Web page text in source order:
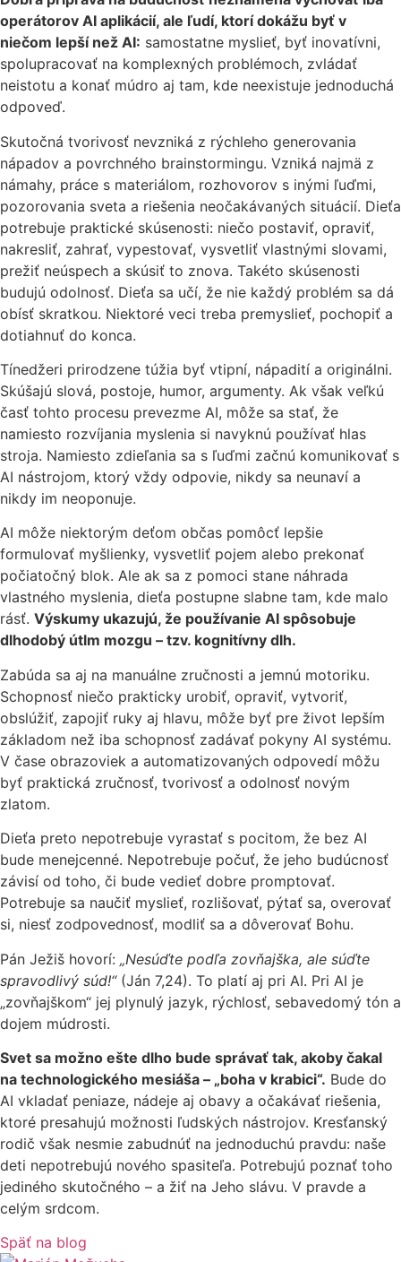
operátorov AI aplikácií, ale ľudí, ktorí dokážu byť v
niečom lepší než AI: samostatne myslieť, byť inovatívni,
spolupracovať na komplexných problémoch, zvládať
neistotu a konať múdro aj tam, kde neexistuje jednoduchá
odpoveď.
Skutočná tvorivosť nevzniká z rýchleho generovania
nápadov a povrchného brainstormingu. Vzniká najmä z
námahy, práce s materiálom, rozhovorov s inými ľuďmi,
pozorovania sveta a riešenia neočakávaných situácií. Dieťa
potrebuje praktické skúsenosti: niečo postaviť, opraviť,
nakresliť, zahrať, vypestovať, vysvetliť vlastnými slovami,
prežiť neúspech a skúsiť to znova. Takéto skúsenosti
budujú odolnosť. Dieťa sa učí, že nie každý problém sa dá
obísť skratkou. Niektoré veci treba premyslieť, pochopiť a
dotiahnuť do konca.
Tínedžeri prirodzene túžia byť vtipní, nápadití a originálni.
Skúšajú slová, postoje, humor, argumenty. Ak však veľkú
časť tohto procesu prevezme AI, môže sa stať, že
namiesto rozvíjania myslenia si navyknú používať hlas
stroja. Namiesto zdieľania sa s ľuďmi začnú komunikovať s
AI nástrojom, ktorý vždy odpovie, nikdy sa neunaví a
nikdy im neoponuje.
AI môže niektorým deťom občas pomôcť lepšie
formulovať myšlienky, vysvetliť pojem alebo prekonať
počiatočný blok. Ale ak sa z pomoci stane náhrada
vlastného myslenia, dieťa postupne slabne tam, kde malo
rásť. Výskumy ukazujú, že používanie AI spôsobuje
dlhodobý útlm mozgu – tzv. kognitívny dlh.
Zabúda sa aj na manuálne zručnosti a jemnú motoriku.
Schopnosť niečo prakticky urobiť, opraviť, vytvoriť,
obslúžiť, zapojiť ruky aj hlavu, môže byť pre život lepším
základom než iba schopnosť zadávať pokyny AI systému.
V čase obrazoviek a automatizovaných odpovedí môžu
byť praktická zručnosť, tvorivosť a odolnosť novým
zlatom.
Dieťa preto nepotrebuje vyrastať s pocitom, že bez AI
bude menejcenné. Nepotrebuje počuť, že jeho budúcnosť
závisí od toho, či bude vedieť dobre promptovať.
Potrebuje sa naučiť myslieť, rozlišovať, pýtať sa, overovať
si, niesť zodpovednosť, modliť sa a dôverovať Bohu.
Pán Ježiš hovorí: „Nesúďte podľa zovňajška, ale súďte
spravodlivý súd!“(Ján 7,24). To platí aj pri AI. Pri AI je
„zovňajškom“ jej plynulý jazyk, rýchlosť, sebavedomý tón a
dojem múdrosti.
Svet sa možno ešte dlho bude správať tak, akoby čakal
na technologického mesiáša – „boha v krabici“. Bude do
AI vkladať peniaze, nádeje aj obavy a očakávať riešenia,
ktoré presahujú možnosti ľudských nástrojov. Kresťanský
rodič však nesmie zabudnúť na jednoduchú pravdu: naše
deti nepotrebujú nového spasiteľa. Potrebujú poznať toho
jediného skutočného – a žiť na Jeho slávu. V pravde a
celým srdcom.
Späť na blog